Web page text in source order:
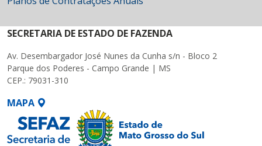
SECRETARIA DE ESTADO DE FAZENDA
Av. Desembargador José Nunes da Cunha s/n - Bloco 2
Parque dos Poderes - Campo Grande | MS
CEP.: 79031-310
MAPA